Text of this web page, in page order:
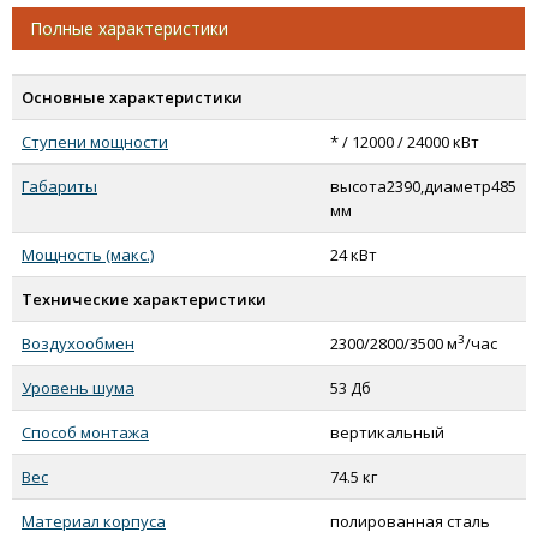
Тепломаш КЭВ-30П6041Е (полированная)
Тепломаш КЭВ-30П6041Е (нержавеющая)
Тепломаш КЭВ-18П6042Е (полированная)
Тепломаш КЭВ-36П6042Е (полированная)
Тепломаш КЭВ-18П6042Е (нержавеющая)
Тепломаш КЭВ-24П6042Е (нержавеющая)
Тепломаш КЭВ-36П6042Е (нержавеющая)
Тепломаш КЭВ-24П6043Е (полированная)
Тепломаш КЭВ-36П6043Е (полированная)
Тепломаш КЭВ-48П6043Е (полированная)
Тепломаш КЭВ-24П6043Е (нержавеющая)
Тепломаш КЭВ-36П6043Е (нержавеющая)
Тепломаш КЭВ-48П6043Е (нержавеющая)
Полные характеристики
Основные характеристики
Ступени мощности * / 12000 / 24000 кВт
Габариты
высота2390,диаметр485
мм
Мощность (макс.) 24 кВт
Технические характеристики
Воздухообмен 2300/2800/3500 м3/час
Уровень шума 53 Дб
Способ монтажа вертикальный
Вес 74.5 кг
Материал корпуса полированная сталь